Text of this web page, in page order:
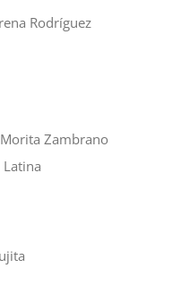
Rodríguez
Zambrano